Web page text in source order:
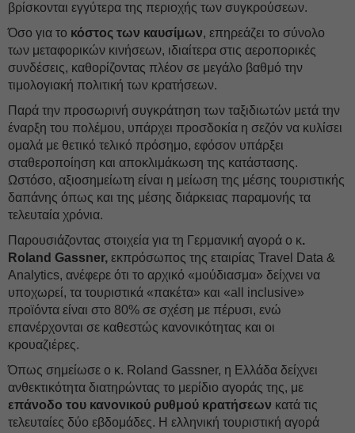
βρίσκονται εγγύτερα της περιοχής των συγκρούσεων.
Όσο για το κόστος των καυσίμων, επηρεάζει το σύνολο
των μεταφορικών κινήσεων, ιδιαίτερα στις αεροπορικές
συνδέσεις, καθορίζοντας πλέον σε μεγάλο βαθμό την
τιμολογιακή πολιτική των κρατήσεων.
Παρά την προσωρινή συγκράτηση των ταξιδιωτών μετά την
έναρξη του πολέμου, υπάρχει προσδοκία η σεζόν να κυλίσει
ομαλά με θετικό τελικό πρόσημο, εφόσον υπάρξει
σταθεροποίηση και αποκλιμάκωση της κατάστασης.
Ωστόσο, αξιοσημείωτη είναι η μείωση της μέσης τουριστικής
δαπάνης όπως και της μέσης διάρκειας παραμονής τα
τελευταία χρόνια.
Παρουσιάζοντας στοιχεία για τη Γερμανική αγορά ο κ.
Roland Gassner, εκπρόσωπος της εταιρίας Travel Data &
Analytics, ανέφερε ότι το αρχικό «μούδιασμα» δείχνει να
υποχωρεί, τα τουριστικά «πακέτα» και «all inclusive»
προϊόντα είναι στο 80% σε σχέση με πέρυσι, ενώ
επανέρχονται σε καθεστώς κανονικότητας και οι
κρουαζιέρες.
Όπως σημείωσε ο κ. Roland Gassner, η Ελλάδα δείχνει
ανθεκτικότητα διατηρώντας το μερίδιο αγοράς της, με
επάνοδο του κανονικού ρυθμού κρατήσεων κατά τις
τελευταίες δύο εβδομάδες. Η ελληνική τουριστική αγορά